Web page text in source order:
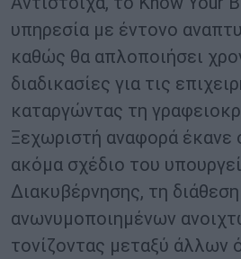
υπηρεσία με έντονο
καθώς θα απλοποιήσει
διαδικασίες για τις
καταργώντας τη
Ξεχωριστή αναφορά έκανε
ακόμα σχέδιο του
Διακυβέρνησης, τη
ανωνυμοποιημένων
τονίζοντας μεταξύ άλλων